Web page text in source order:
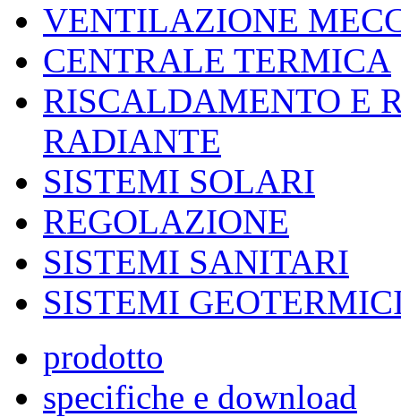
VENTILAZIONE
CENTRALE TERMICA
RISCALDAMENTO E
RADIANTE
SISTEMI SOLARI
REGOLAZIONE
SISTEMI SANITARI
SISTEMI
prodotto
specifiche e download